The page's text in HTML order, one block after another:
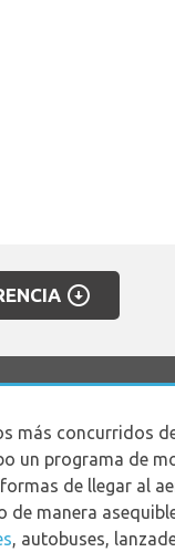
arrow_circle_down
más concurridos
un programa de
de llegar al
de manera
, autobuses,